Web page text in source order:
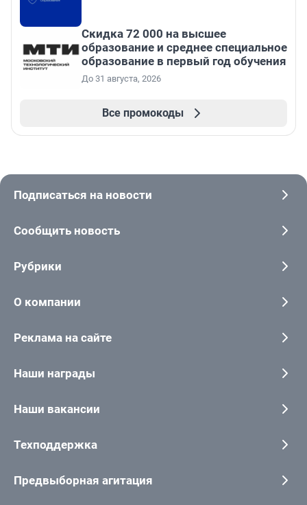
Скидка 72 000 на высшее
образование и среднее специальное
образование в первый год обучения
До 31 августа, 2026
Все промокоды
Подписаться на новости
Сообщить новость
Рубрики
О компании
Реклама на сайте
Наши награды
Наши вакансии
Техподдержка
Предвыборная агитация